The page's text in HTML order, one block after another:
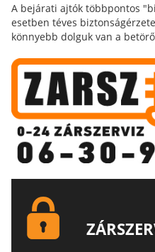
A bejárati ajtók többpontos
esetben téves
könnyebb dolguk van a